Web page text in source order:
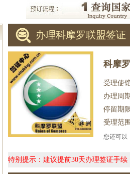
办理科摩罗联盟签证
科摩
受理使
办理周
停留期
受理范
您还可以
特别提示：建议提前30天办理签证手